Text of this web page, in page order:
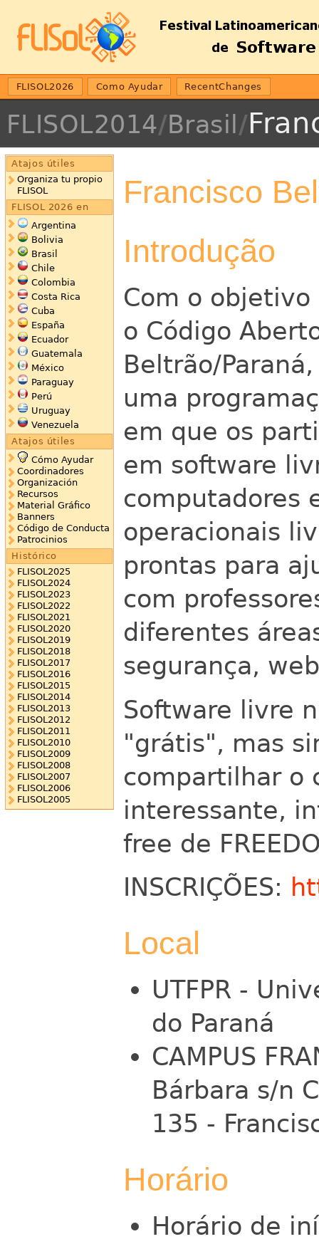
FLISOL2026 Como Ayudar RecentChanges
FLISOL2014/Brasil /
Atajos útiles
Organiza tu propio
FLISOL
FLISOL 2026 en
Argentina
Bolivia
Brasil
Chile
Colombia
Costa Rica
Cuba
España
Ecuador
Guatemala
México
Paraguay
Perú
Uruguay
Venezuela
Atajos útiles
Cómo Ayudar
Coordinadores
Organización
Recursos
Material Gráfico
Banners
Código de Conducta
Patrocinios
Histórico
FLISOL2025
FLISOL2024
FLISOL2023
FLISOL2022
FLISOL2021
FLISOL2020
FLISOL2019
FLISOL2018
FLISOL2017
FLISOL2016
FLISOL2015
FLISOL2014
FLISOL2013
FLISOL2012
FLISOL2011
FLISOL2010
FLISOL2009
FLISOL2008
FLISOL2007
FLISOL2006
FLISOL2005
Francisco
Introdução
Com o
o Código
Beltrão/
uma
em que os
em software
computadores
operacionais
prontas para
com
diferentes
segurança,
Software livre
"grátis", mas
compartilhar o
interessante,
free de
INSCRIÇÕES:
Local
UTFPR -
do Paraná
CAMPUS
Bárbara s/n
135 -
Horário
Horário de